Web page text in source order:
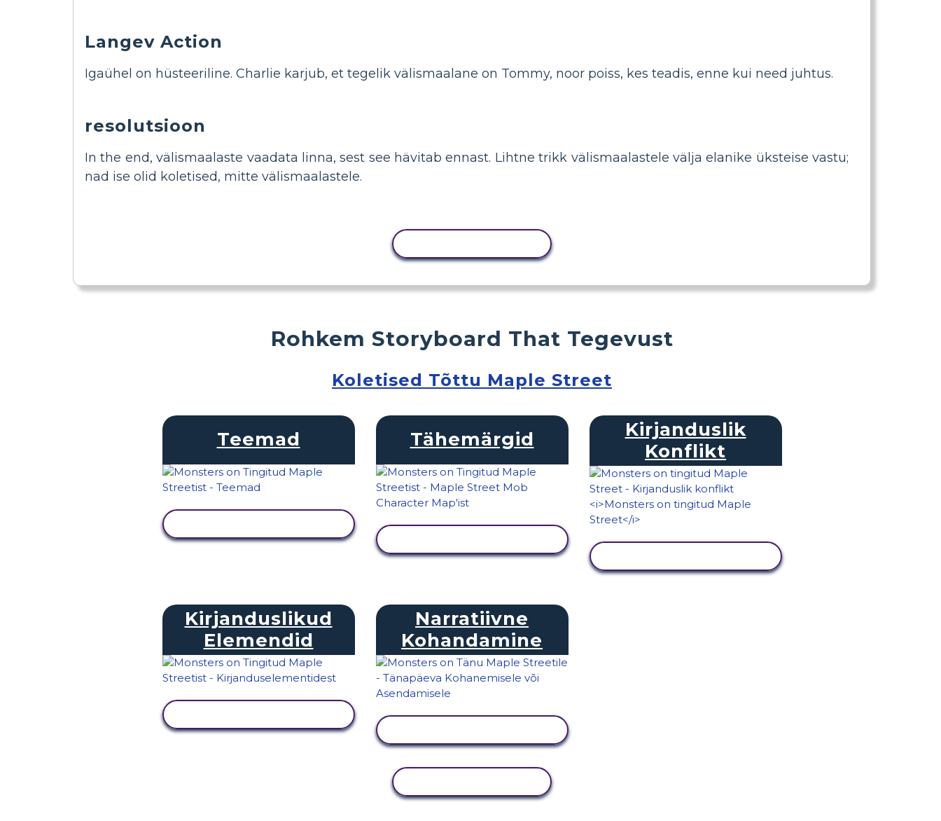
Langev Action
Igaühel on hüsteeriline. Charlie karjub, et tegelik välismaalane on Tommy, noor poiss, kes teadis, enne kui need juhtus.
resolutsioon
In the end, välismaalaste vaadata linna, sest see hävitab ennast. Lihtne trikk välismaalastele välja elanike üksteise vastu;
nad ise olid koletised, mitte välismaalastele.
Rohkem Storyboard That Tegevust
Koletised Tõttu Maple Street
Teemad Tähemärgid
Kirjanduslik
Konflikt
Kirjanduslikud
Elemendid
Narratiivne
Kohandamine